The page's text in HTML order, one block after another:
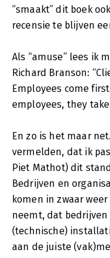
“smaakt” dit boek
recensie te blijven
Als “amuse” lees ik
Richard Branson:
Employees come
employees, they
En zo is het maar
vermelden, dat ik
Piet Mathot) dit
Bedrijven en
komen in zwaar
neemt, dat bedrijven
(technische)
aan de juiste